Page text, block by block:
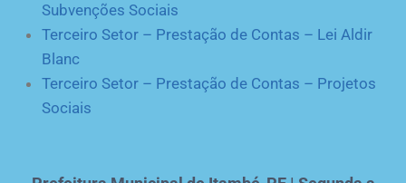
Subvenções Sociais
Terceiro Setor – Prestação de Contas – Lei Aldir
Blanc
Terceiro Setor – Prestação de Contas – Projetos
Sociais